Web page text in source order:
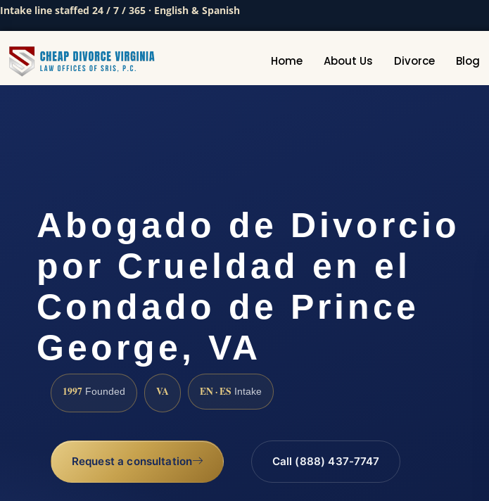
Intake line staffed 24 / 7 / 365 · English & Spanish
Home About Us Divorce Blog
Abogado de Divorcio
por Crueldad en el
Condado de Prince
George, VA
1997 Founded VA EN · ES Intake
Request a consultation Call (888) 437-7747